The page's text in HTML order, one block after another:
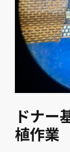
ドナー
植作業